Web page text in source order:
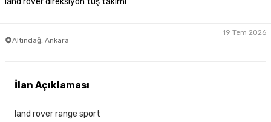
Altındağ, Ankara
19 Tem 2026
İlan Açıklaması
land rover range sport